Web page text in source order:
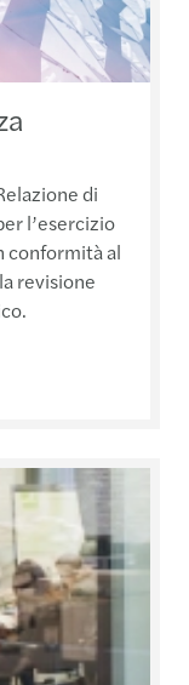
di
l’esercizio
conformità al
revisione